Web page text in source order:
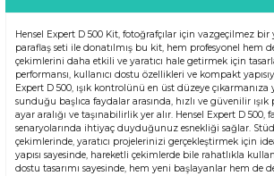
Hensel Expert D 500 Kit, fotoğrafçılar için vazgeçilmez bir
paraflaş seti ile donatılmış bu kit, hem profesyonel hem
çekimlerini daha etkili ve yaratıcı hale getirmek için
performansı, kullanıcı dostu özellikleri ve kompakt
Expert D 500, ışık kontrolünü en üst düzeye çıkarmanıza
sunduğu başlıca faydalar arasında, hızlı ve güvenilir
ayar aralığı ve taşınabilirlik yer alır. Hensel Expert D 500,
senaryolarında ihtiyaç duyduğunuz esnekliği sağlar.
çekimlerinde, yaratıcı projelerinizi gerçekleştirmek için
yapısı sayesinde, hareketli çekimlerde bile rahatlıkla
dostu tasarımı sayesinde, hem yeni başlayanlar hem de